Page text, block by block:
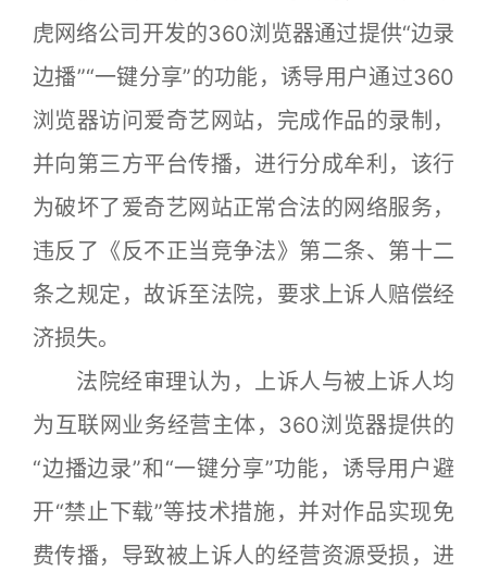
虎网络公司开发的360浏览器通过提供“边录
边播”“一键分享”的功能，诱导用户通过360
浏览器访问爱奇艺网站，完成作品的录制，
并向第三方平台传播，进行分成牟利，该行
为破坏了爱奇艺网站正常合法的网络服务，
违反了《反不正当竞争法》第二条、第十二
条之规定，故诉至法院，要求上诉人赔偿经
济损失。
法院经审理认为，上诉人与被上诉人均
为互联网业务经营主体，360浏览器提供的
“边播边录”和“一键分享”功能，诱导用户避
开“禁止下载”等技术措施，并对作品实现免
费传播，导致被上诉人的经营资源受损，进